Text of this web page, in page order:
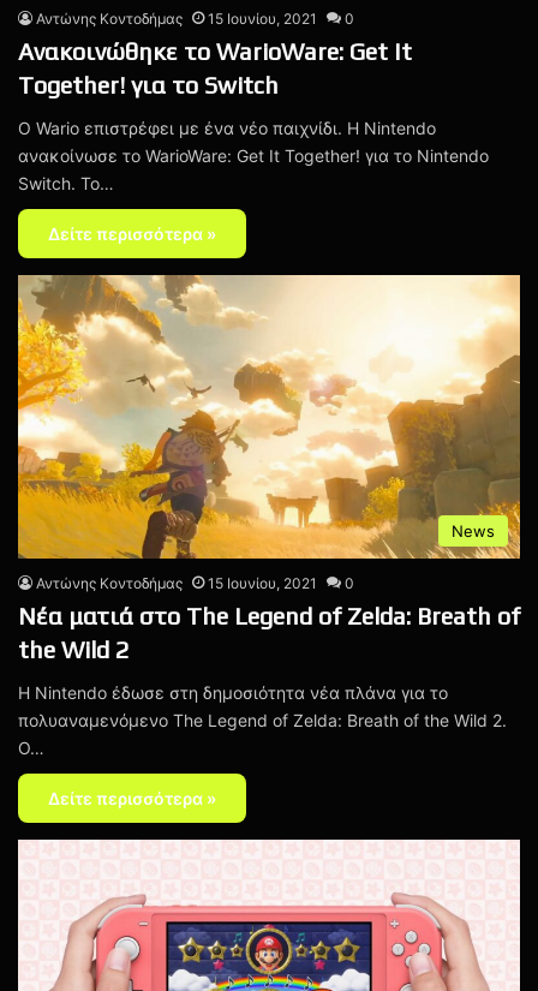
Αντώνης Κοντοδήμας 15 Ιουνίου, 2021 0
Ανακοινώθηκε το WarioWare: Get It
Together! για το Switch
O Wario επιστρέφει με ένα νέο παιχνίδι. Η Nintendo
ανακοίνωσε το WarioWare: Get It Together! για το Nintendo
Switch. Το…
Δείτε περισσότερα »
News
Αντώνης Κοντοδήμας 15 Ιουνίου, 2021 0
Νέα ματιά στο The Legend of Zelda: Breath of
the Wild 2
H Nintendo έδωσε στη δημοσιότητα νέα πλάνα για το
πολυαναμενόμενο The Legend of Zelda: Breath of the Wild 2.
Ο…
Δείτε περισσότερα »